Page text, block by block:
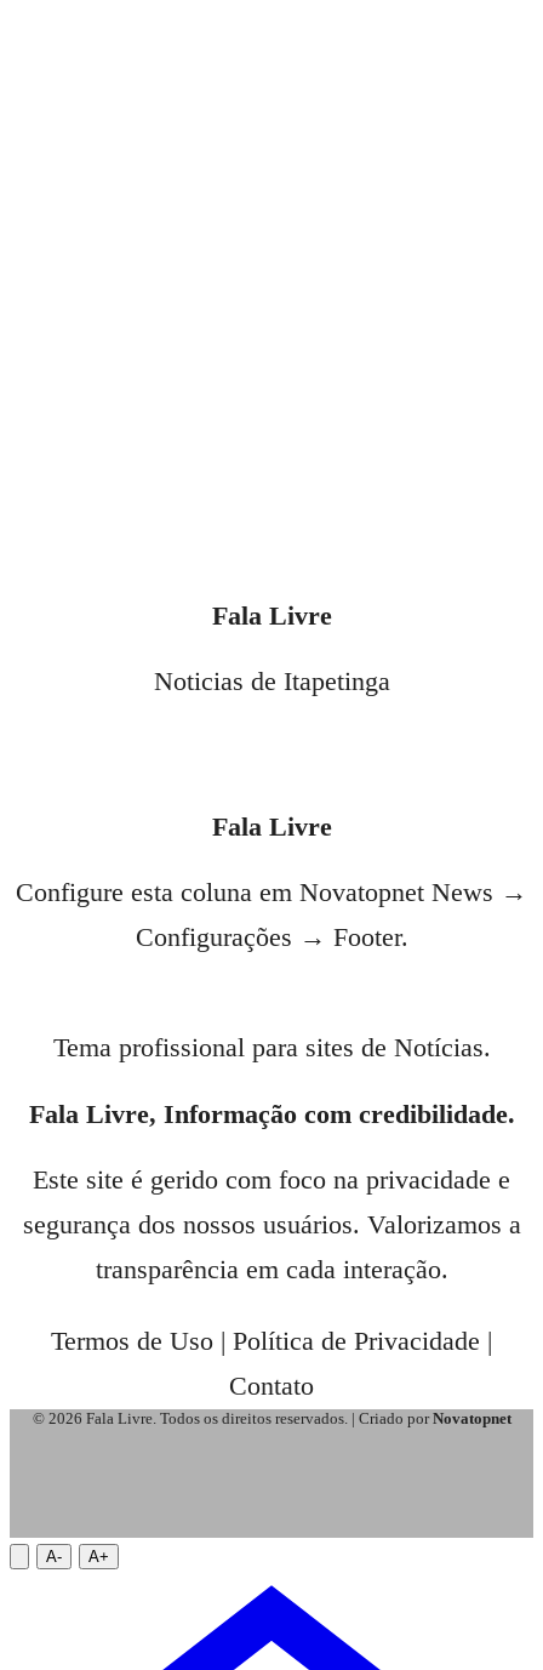
Fala Livre
Noticias de Itapetinga
Fala Livre
Configure esta coluna em Novatopnet News →
Configurações → Footer.
Tema profissional para sites de Notícias.
Fala Livre, Informação com credibilidade.
Este site é gerido com foco na privacidade e
segurança dos nossos usuários. Valorizamos a
transparência em cada interação.
Termos de Uso | Política de Privacidade |
Contato
© 2026 Fala Livre. Todos os direitos reservados. | Criado porNovatopnet
A- A+